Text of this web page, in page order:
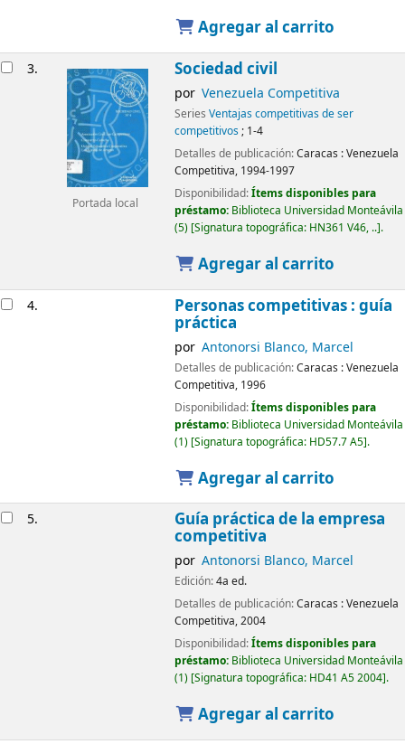
Agregar al carrito
3.
Portada local
Sociedad civil
por Venezuela Competitiva
Series Ventajas competitivas de ser
competitivos; 1-4
Detalles de publicación:Caracas :Venezuela
Competitiva, 1994-1997
Disponibilidad:Ítems disponibles para
préstamo: Biblioteca Universidad Monteávila
(5) Signatura topográfica: HN361 V46, .. .
Agregar al carrito
4. Personas competitivas : guía
práctica
por Antonorsi Blanco, Marcel
Detalles de publicación:Caracas :Venezuela
Competitiva, 1996
Disponibilidad:Ítems disponibles para
préstamo: Biblioteca Universidad Monteávila
(1) Signatura topográfica: HD57.7 A5 .
Agregar al carrito
5. Guía práctica de la empresa
competitiva
por Antonorsi Blanco, Marcel
Edición:4a ed.
Detalles de publicación:Caracas :Venezuela
Competitiva,2004
Disponibilidad:Ítems disponibles para
préstamo: Biblioteca Universidad Monteávila
(1) Signatura topográfica: HD41 A5 2004 .
Agregar al carrito